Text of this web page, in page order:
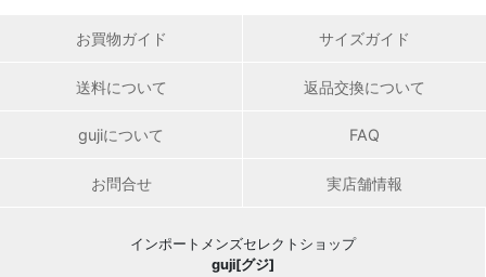
お買物ガイド サイズガイド
送料について 返品交換について
gujiについて FAQ
お問合せ 実店舗情報
インポートメンズセレクトショップ
guji[グジ]